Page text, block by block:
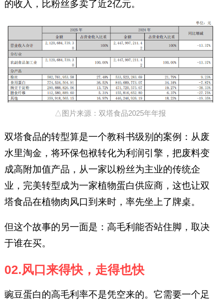
的收入，比粉丝多卖了近2亿元。
△图片来源：双塔食品2025年年报
双塔食品的转型算是一个教科书级别的案例：从废
水里淘金，将环保包袱转化为利润引擎，把废料变
成高附加值产品，从一家以粉丝为主业的传统企
业，完美转型成为一家植物蛋白供应商，这也让双
塔食品在植物肉风口到来时，率先坐上了牌桌。
但这个故事的另一面是：高毛利能否站住脚，取决
于谁在买。
02.风口来得快，走得也快
豌豆蛋白的高毛利率不是凭空来的。它需要一个足